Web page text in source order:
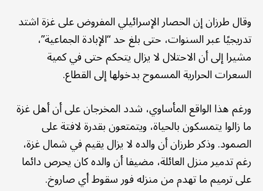
وقال طرزان إن الحصار الإسرائيلي المفروض على غزة اشتد
تدريجيًا عبر السنوات، حتى بلغ حد “الإبادة الجماعية”،
مشيرا إلى أن الاحتلال لا يزال يتحكم حتى في كمية
السعرات الحرارية المسموح بدخولها إلى القطاع.
ورغم هذا الواقع المأساوي، شدد المخرجان على أن أهل غزة
ما زالوا يتمسكون بالحياة، ويتمتعون بقدرة لافتة على
الصمود. وذكر طرزان أن والده لا يزال يقيم في شمال غزة،
رغم تدمير منزل العائلة، مضيفا أن والده كان يحرص دائما
على ترميم ما تهدم من منزله فور سقوط أي صاروخ.